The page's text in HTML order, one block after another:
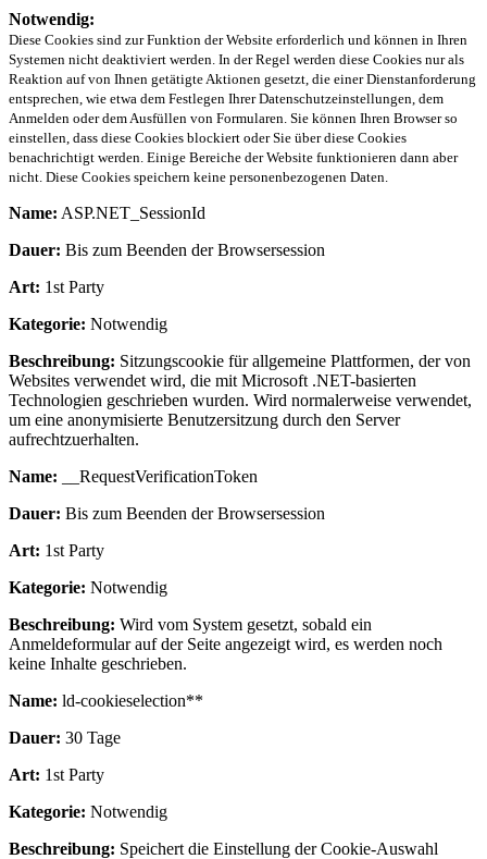
Notwendig:
Diese Cookies sind zur Funktion der Website erforderlich und können in Ihren
Systemen nicht deaktiviert werden. In der Regel werden diese Cookies nur als
Reaktion auf von Ihnen getätigte Aktionen gesetzt, die einer Dienstanforderung
entsprechen, wie etwa dem Festlegen Ihrer Datenschutzeinstellungen, dem
Anmelden oder dem Ausfüllen von Formularen. Sie können Ihren Browser so
einstellen, dass diese Cookies blockiert oder Sie über diese Cookies
benachrichtigt werden. Einige Bereiche der Website funktionieren dann aber
nicht. Diese Cookies speichern keine personenbezogenen Daten.
Name: ASP.NET_SessionId
Dauer: Bis zum Beenden der Browsersession
Art: 1st Party
Kategorie: Notwendig
Beschreibung: Sitzungscookie für allgemeine Plattformen, der von
Websites verwendet wird, die mit Microsoft .NET-basierten
Technologien geschrieben wurden. Wird normalerweise verwendet,
um eine anonymisierte Benutzersitzung durch den Server
aufrechtzuerhalten.
Name: __RequestVerificationToken
Dauer: Bis zum Beenden der Browsersession
Art: 1st Party
Kategorie: Notwendig
Beschreibung: Wird vom System gesetzt, sobald ein
Anmeldeformular auf der Seite angezeigt wird, es werden noch
keine Inhalte geschrieben.
Name: ld-cookieselection**
Dauer: 30 Tage
Art: 1st Party
Kategorie: Notwendig
Beschreibung: Speichert die Einstellung der Cookie-Auswahl